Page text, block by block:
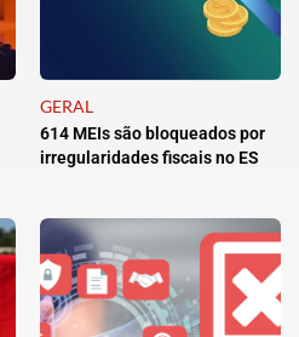
GERAL
614 MEIs são bloqueados por
irregularidades fiscais no ES